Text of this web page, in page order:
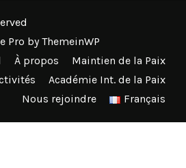
Pro byThemeinWP
À propos
Maintien de la Paix
Académie Int. de la Paix
Nous rejoindre
Français